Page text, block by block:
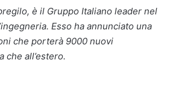
è il Gruppo Italiano leader nel
Esso ha annunciato una
che porterà 9000 nuovi
che all’estero.